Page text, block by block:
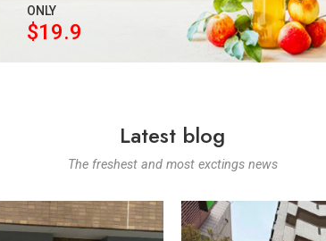
ONLY
$19.9
Latest blog
The freshest and most exctings news